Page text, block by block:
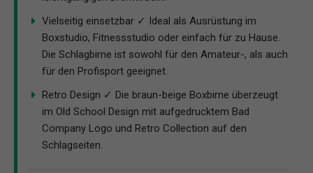
Vielseitig einsetzbar ✓ Ideal als Ausrüstung im
Boxstudio, Fitnessstudio oder einfach für zu Hause.
Die Schlagbirne ist sowohl für den Amateur-, als auch
für den Profisport geeignet.
Retro Design ✓ Die braun-beige Boxbirne überzeugt
im Old School Design mit aufgedrucktem Bad
Company Logo und Retro Collection auf den
Schlagseiten.